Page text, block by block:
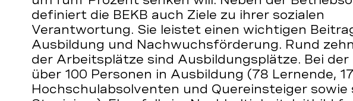
definiert die BEKB auch Ziele zu ihrer sozialen
Verantwortung. Sie leistet einen wichtigen
Ausbildung und Nachwuchsförderung. Rund
der Arbeitsplätze sind Ausbildungsplätze. Bei der
über 100 Personen in Ausbildung (78 Lernende, 17
Hochschulabsolventen und Quereinsteiger sowie